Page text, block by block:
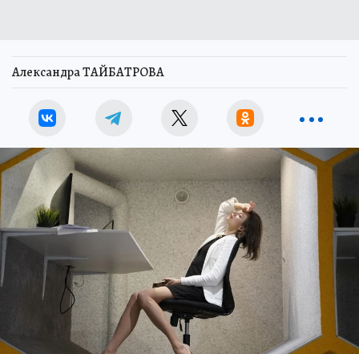
Александра ТАЙБАТРОВА